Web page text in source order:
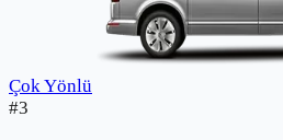
Çok Yönlü
#3